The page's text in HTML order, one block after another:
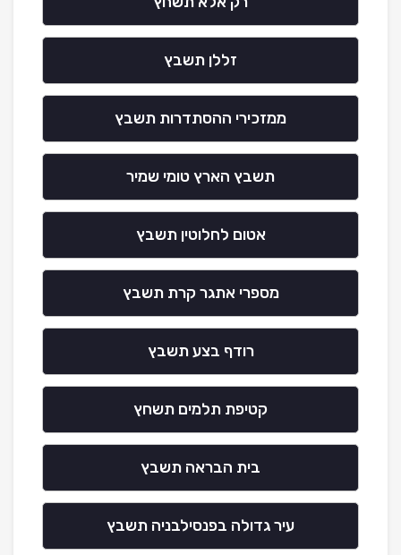
זללן תשבץ
ממזכירי ההסתדרות תשבץ
תשבץ הארץ טומי שמיר
אטום לחלוטין תשבץ
מספרי אתגר קרת תשבץ
רודף בצע תשבץ
קטיפת תלמים תשחץ
בית הבראה תשבץ
עיר גדולה בפנסילבניה תשבץ